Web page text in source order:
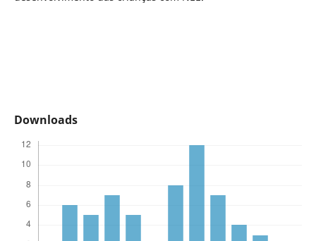
Downloads